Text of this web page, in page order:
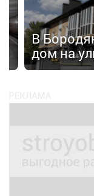
В
дом на